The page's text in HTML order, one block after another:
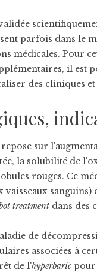
parfois dans le
médicales. Pour
il est
des cliniques
sur
la solubilité de
rouges. Ce
treatment dans des
de
associées à
de l'hyperbaric pour